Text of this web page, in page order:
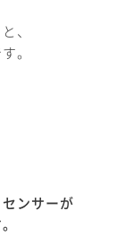
、
。
ンサーが